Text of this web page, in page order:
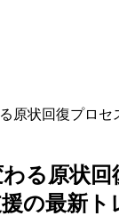
原状回復プロセ
る原状回
の最新ト